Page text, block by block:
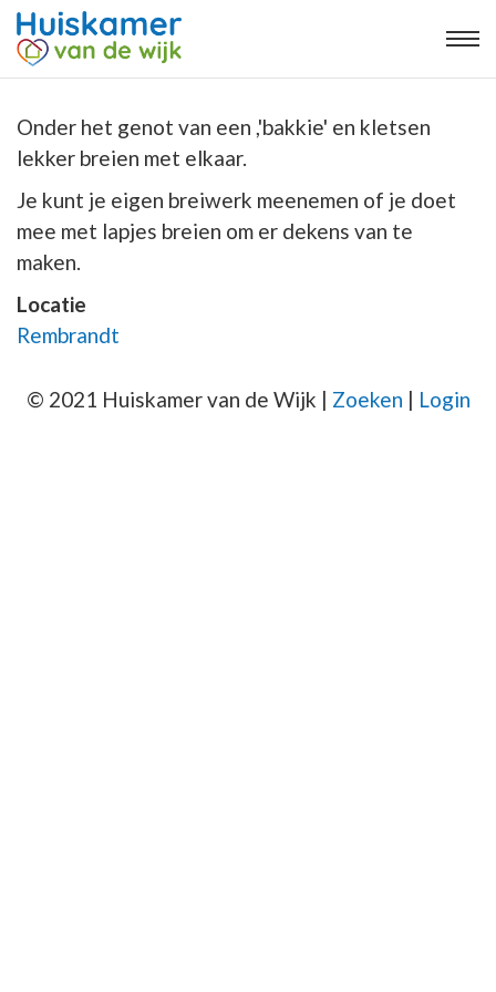
Onder het genot van een ,'bakkie' en kletsen
lekker breien met elkaar.
Je kunt je eigen breiwerk meenemen of je doet
mee met lapjes breien om er dekens van te
maken.
Locatie
Rembrandt
© 2021 Huiskamer van de Wijk | Zoeken | Login